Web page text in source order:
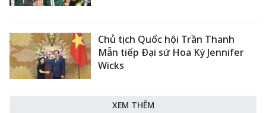
Chủ tịch Quốc hội Trần Thanh
Mẫn tiếp Đại sứ Hoa Kỳ Jennifer
Wicks
XEM THÊM